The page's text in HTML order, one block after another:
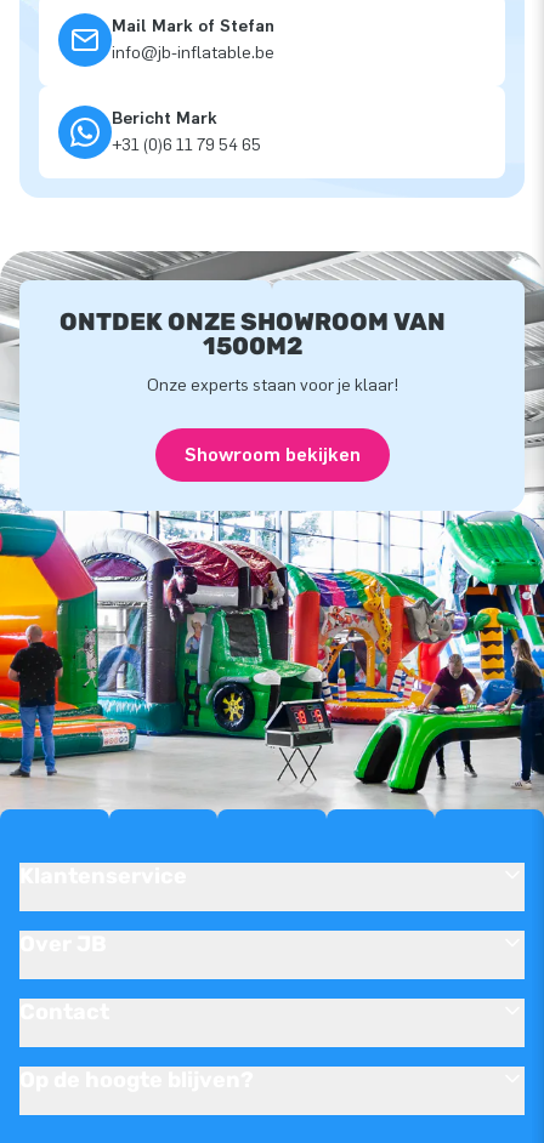
Mail Mark of Stefan
info@jb-inflatable.be
Bericht Mark
+31 (0)6 11 79 54 65
ONTDEK ONZE SHOWROOM VAN
1500M2
Onze experts staan voor je klaar!
Showroom bekijken